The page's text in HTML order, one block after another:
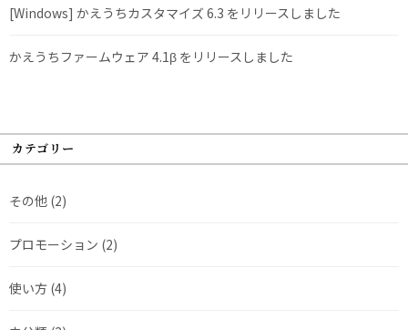
[Windows] かえうちカスタマイズ 6.3 をリリースしました
かえうちファームウェア 4.1β をリリースしました
カテゴリー
その他 (2)
プロモーション (2)
使い方 (4)